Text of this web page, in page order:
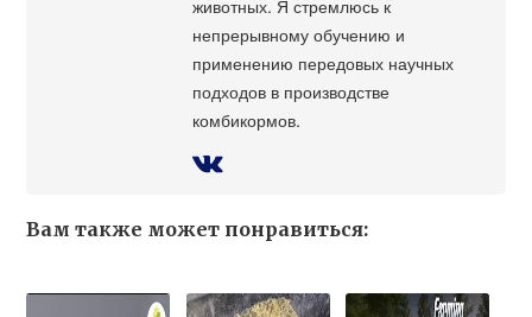
животных. Я стремлюсь к
непрерывному обучению и
применению передовых научных
подходов в производстве
комбикормов.
Вам также может понравиться: